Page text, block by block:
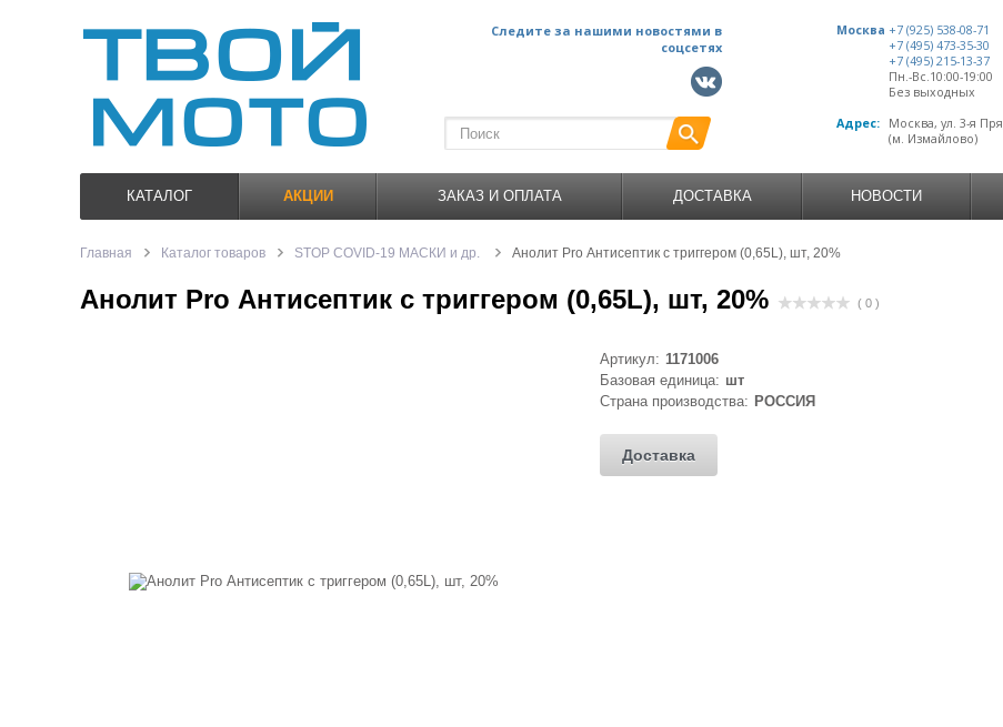
Следите за нашими новостями в
соцсетях
Москва +7 (925) 538-08-71
+7 (495) 473-35-30
+7 (495) 215-13-37
Пн.-Вс.10:00-19:00
Без выходных
Адрес:
Москва, ул. 3-я
(м. Измайлово)
КАТАЛОГ АКЦИИ ЗАКАЗ И ОПЛАТА ДОСТАВКА НОВОСТИ
Главная Каталог товаров STOP COVID-19 МАСКИ и др. Анолит Pro Антисептик с триггером (0,65L), шт, 20%
Анолит Pro Антисептик с триггером (0,65L), шт, 20% ( 0 )
Артикул: 1171006
Базовая единица: шт
Страна производства: РОССИЯ
Доставка